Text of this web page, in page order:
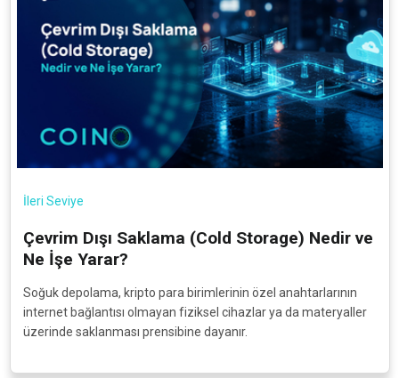
İleri Seviye
Çevrim Dışı Saklama (Cold Storage) Nedir ve
Ne İşe Yarar?
Soğuk depolama, kripto para birimlerinin özel anahtarlarının
internet bağlantısı olmayan fiziksel cihazlar ya da materyaller
üzerinde saklanması prensibine dayanır.